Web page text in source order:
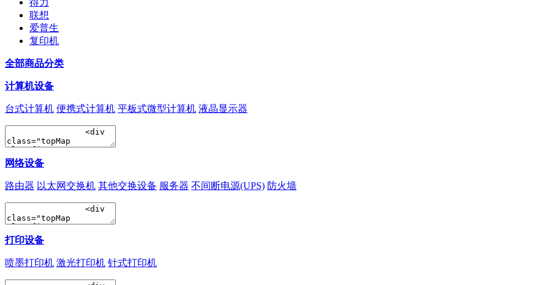
联想
爱普生
复印机
全部商品分类
计算机设备
台式计算机 便携式计算机 平板式微型计算机 液晶显示器
网络设备
路由器 以太网交换机 其他交换设备 服务器 不间断电源(UPS) 防火墙
打印设备
喷墨打印机 激光打印机 针式打印机